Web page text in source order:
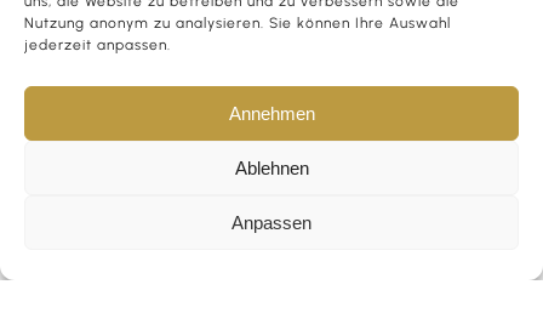
Nutzung anonym zu analysieren. Sie können Ihre Auswahl
jederzeit anpassen.
Annehmen
Ablehnen
Anpassen